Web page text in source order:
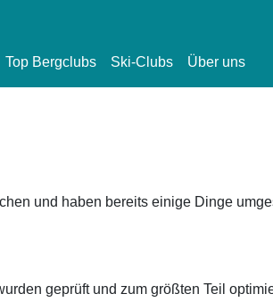
Top Bergclubs Ski-Clubs Über uns
und haben bereits einige Dinge
geprüft und zum größten Teil